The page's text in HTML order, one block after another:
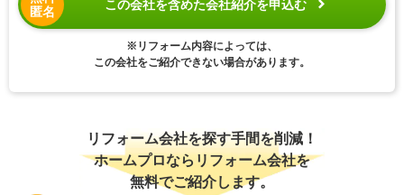
匿名
この会社を含めた会社紹介を申込む
※リフォーム内容によっては、
この会社をご紹介できない場合があります。
リフォーム会社を探す手間を削減！
ホームプロならリフォーム会社を
無料でご紹介します。